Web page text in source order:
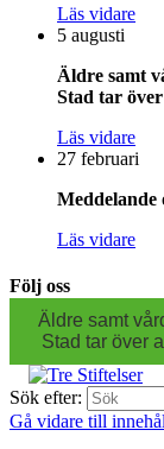
Läs vidare
5 augusti
Äldre samt
Stad tar
Läs vidare
27 februari
Meddelande
Läs vidare
Följ oss
Äldre samt
Stad tar över
Sök efter:
Gå vidare till